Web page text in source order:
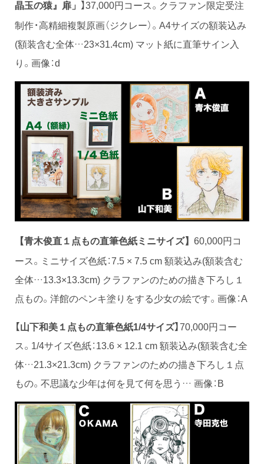
晶玉の猿』扉」 】37,000円コース。クラファン限定受注
制作・高精細複製原画（ジクレー）。A4サイズの額装込み
(額装含む全体…23×31.4cm) マット紙に直筆サイン入
り。画像：d
【青木俊直１点もの直筆色紙ミニサイズ】 60,000円コ
ース。ミニサイズ色紙：7.5 × 7.5 cm 額装込み(額装含む
全体…13.3×13.3cm) クラファンのための描き下ろし１
点もの。洋館のペンキ塗りをする少女の絵です。画像：A
【山下和美１点もの直筆色紙1/4サイズ】70,000円コー
ス。1/4サイズ色紙：13.6 × 12.1 cm 額装込み(額装含む全
体…21.3×21.3cm) クラファンのための描き下ろし１点
もの。不思議な少年は何を見て何を思う… 画像：B